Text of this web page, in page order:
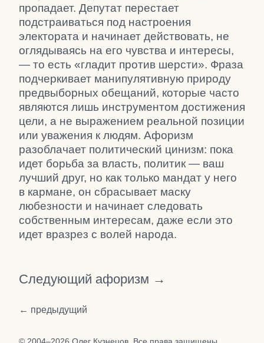
пропадает. Депутат перестает
подстраиваться под настроения
электората и начинает действовать, не
оглядываясь на его чувства и интересы,
— то есть «гладит против шерсти». Фраза
подчеркивает манипулятивную природу
предвыборных обещаний, которые часто
являются лишь инструментом достижения
цели, а не выражением реальной позиции
или уважения к людям. Афоризм
разоблачает политический цинизм: пока
идет борьба за власть, политик — ваш
лучший друг, но как только мандат у него
в кармане, он сбрасывает маску
любезности и начинает следовать
собственным интересам, даже если это
идет вразрез с волей народа.
Следующий афоризм →
← предыдущий